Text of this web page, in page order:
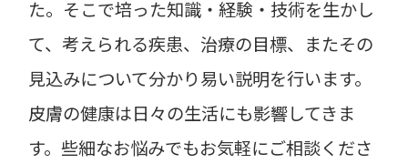
た。そこで培った知識・経験・技術を生かし
て、考えられる疾患、治療の目標、またその
見込みについて分かり易い説明を行います。
皮膚の健康は日々の生活にも影響してきま
す。些細なお悩みでもお気軽にご相談くださ